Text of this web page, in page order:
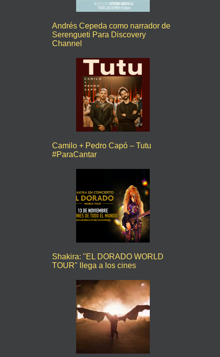
Andrés Cepeda como narrador de
Serengueti Para Discovery
Channel
Camilo + Pedro Capó – Tutu
#ParaCantar
Shakira: "EL DORADO WORLD
TOUR" llega a los cines